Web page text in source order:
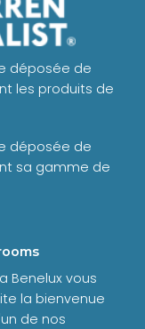
déposée de
les produits de
déposée de
sa gamme de
Benelux vous
la bienvenue
de nos